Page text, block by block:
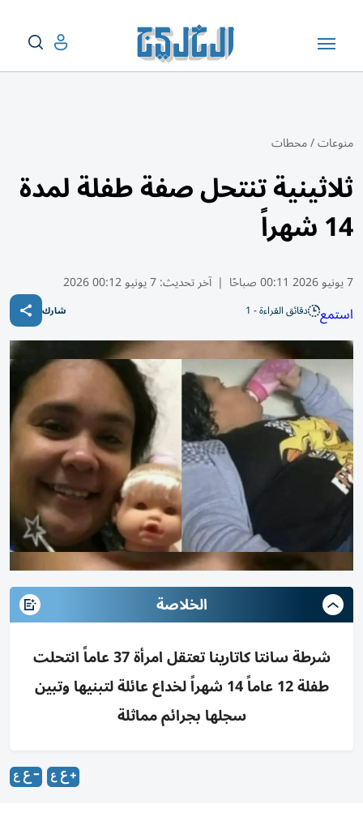
منوعات/محطات
ثلاثينية تنتحل صفة طفلة لمدة
14 شهراً
7 يونيو 2026 00:11 صباحًا | آخر تحديث:7 يونيو 00:12 2026
استمع دقائق القراءة - 1 شارك
الخلاصة
شرطة سانتا كاتارينا تعتقل امرأة 37 عاماً انتحلت
طفلة 12 عاماً 14 شهراً لخداع عائلة لتبنيها وتبين
سجلها بجرائم مماثلة